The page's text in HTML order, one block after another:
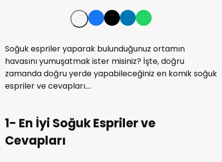
Soğuk espriler yaparak bulunduğunuz ortamın
havasını yumuşatmak ister misiniz? İşte, doğru
zamanda doğru yerde yapabileceğiniz en komik soğuk
espriler ve cevapları....
1- En İyi Soğuk Espriler ve
Cevapları